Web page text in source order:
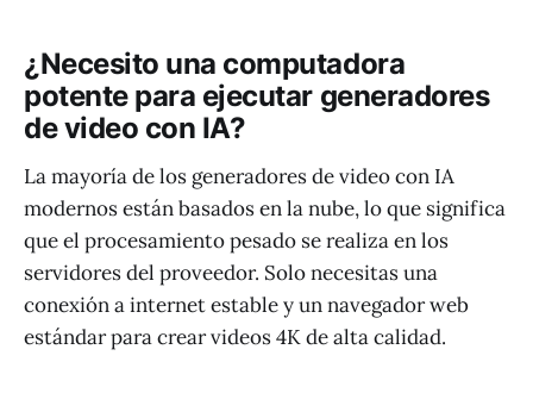
¿Necesito una computadora
potente para ejecutar generadores
de video con IA?
La mayoría de los generadores de video con IA
modernos están basados en la nube, lo que significa
que el procesamiento pesado se realiza en los
servidores del proveedor. Solo necesitas una
conexión a internet estable y un navegador web
estándar para crear videos 4K de alta calidad.